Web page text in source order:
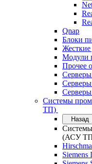
Qnap
Блоки
Жесткие
Модули
Прочее
Системы
ТП)
Назад
(АСУ
Siemens